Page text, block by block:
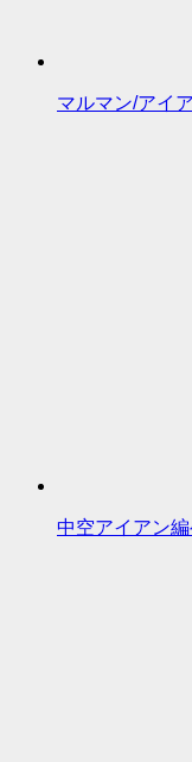
マルマン/アイ
中空アイアン